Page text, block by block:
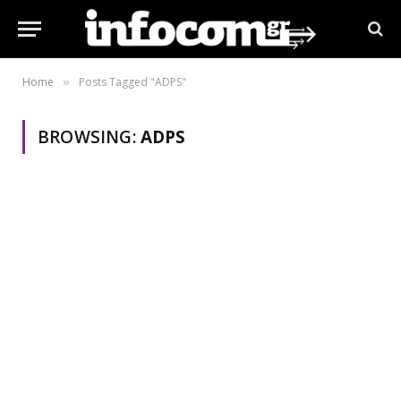
Home » Posts Tagged "ADPS"
BROWSING:ADPS